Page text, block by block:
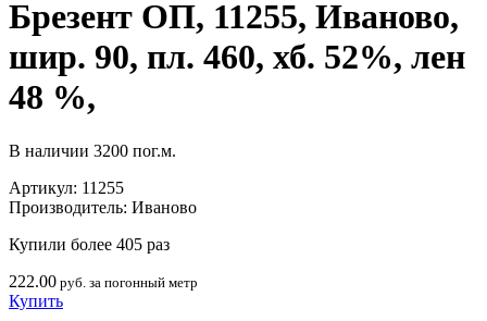
Брезент ОП, 11255, Иваново,
шир. 90, пл. 460, хб. 52%, лен
48 %,
В наличии 3200 пог.м.
Артикул: 11255
Производитель: Иваново
Купили более 405 раз
222.00 руб. за погонный метр
Купить